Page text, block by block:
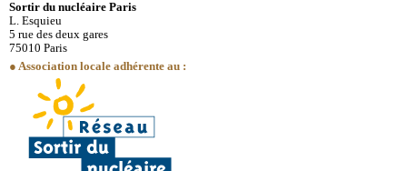
Sortir du nucléaire Paris
L. Esquieu
5 rue des deux gares
75010 Paris
● Association locale adhérente au :